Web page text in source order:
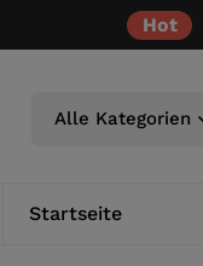
Hot
Startseite